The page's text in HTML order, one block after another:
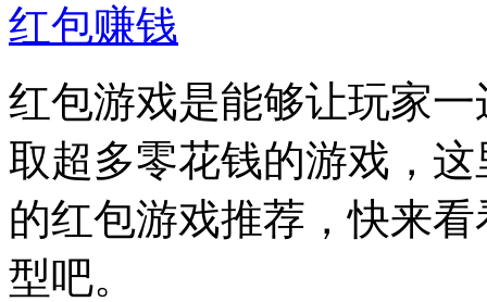
红包赚钱
红包游戏是能够让玩家
取超多零花钱的游戏，
的红包游戏推荐，快来
型吧。